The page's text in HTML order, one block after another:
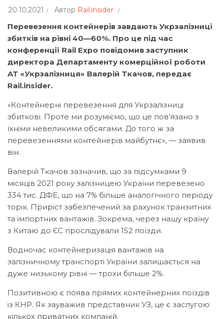
20.10.2021 Автор Rail.insider
Перевезення контейнерів завдають Укрзалізниці
збитків на рівні 40—60%. Про це під час
конференції Rail Expo повідомив заступник
директора Департаменту комерційної роботи
АТ «Укрзалізниця» Валерій Ткачов, передає
Rail.insider.
«Контейнерні перевезення для Укрзалізниці
збиткові. Проте ми розуміємо, що це пов’язано з
їхніми невеликими обсягами. До того ж за
перевезеннями контейнерів майбутнє», — заявив
він.
Валерій Ткачов зазначив, що за підсумками 9
місяців 2021 року залізницею України перевезено
334 тис. ДФЕ, що на 7% більше аналогічного періоду
торік. Приріст забезпечений за рахунок транзитних
та імпортних вантажів. Зокрема, через нашу країну
з Китаю до ЄС прослідували 152 поїзди.
Водночас контейнеризація вантажів на
залізничному транспорті України залишається на
дуже низькому рівні — трохи більше 2%.
Позитивною є поява прямих контейнерних поїздів
із КНР. Як зауважив представник УЗ, це є заслугою
кількох приватних компаній.